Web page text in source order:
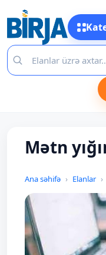
Mətn
Ana səhifə Elanlar